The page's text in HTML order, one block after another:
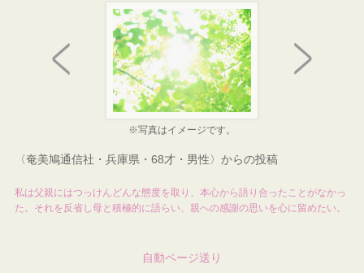
※写真はイメージです。
〈奄美鳩通信社・兵庫県・68才・男性〉からの投稿
私は父親にはつっけんどんな態度を取り、本心から語り合ったことがなかっ
た。それを反省し母と積極的に語らい、親への感謝の思いを心に留めたい。
自動ページ送り